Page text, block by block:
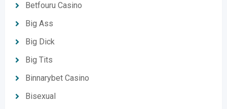
Betfouru Casino
Big Ass
Big Dick
Big Tits
Binnarybet Casino
Bisexual